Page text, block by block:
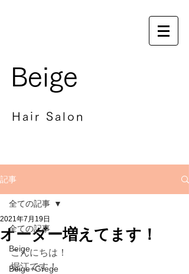
Beige
Hair Salon
記事
全ての記事
Beige
Beige+Grege
全ての記事
オーダー増えてます！
2021年7月19日
こんにちは！
堀江です！